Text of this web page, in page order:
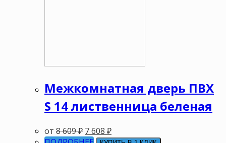
Межкомнатная дверь ПВХ
S 14 лиственница беленая
от 8 609₽ 7 608 ₽